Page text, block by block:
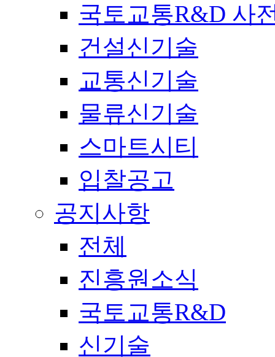
국토교통R&D 사
건설신기술
교통신기술
물류신기술
스마트시티
입찰공고
공지사항
전체
진흥원소식
국토교통R&D
신기술